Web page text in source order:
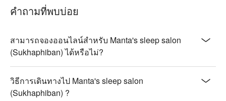
คำถามที่พบบ่อย
สามารถจองออนไลน์สำหรับ Manta's sleep salon
(Sukhaphiban) ได้หรือไม่?
วิธีการเดินทางไป Manta's sleep salon
(Sukhaphiban) ?